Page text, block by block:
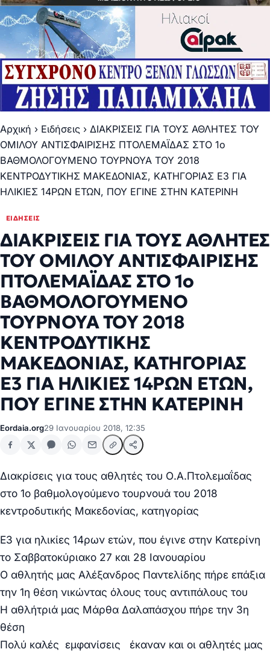
Αρχική › Ειδήσεις › ΔΙΑΚΡΙΣΕΙΣ ΓΙΑ ΤΟΥΣ ΑΘΛΗΤΕΣ ΤΟΥ
ΟΜΙΛΟΥ ΑΝΤΙΣΦΑΙΡΙΣΗΣ ΠΤΟΛΕΜΑΪΔΑΣ ΣΤΟ 1ο
ΒΑΘΜΟΛΟΓΟΥΜΕΝΟ ΤΟΥΡΝΟΥΑ ΤΟΥ 2018
ΚΕΝΤΡΟΔΥΤΙΚΗΣ ΜΑΚΕΔΟΝΙΑΣ, ΚΑΤΗΓΟΡΙΑΣ Ε3 ΓΙΑ
ΗΛΙΚΙΕΣ 14ΡΩΝ ΕΤΩΝ, ΠΟΥ ΕΓΙΝΕ ΣΤΗΝ ΚΑΤΕΡΙΝΗ
ΕΙΔΉΣΕΙΣ
ΔΙΑΚΡΙΣΕΙΣ ΓΙΑ ΤΟΥΣ ΑΘΛΗΤΕΣ
ΤΟΥ ΟΜΙΛΟΥ ΑΝΤΙΣΦΑΙΡΙΣΗΣ
ΠΤΟΛΕΜΑΪΔΑΣ ΣΤΟ 1ο
ΒΑΘΜΟΛΟΓΟΥΜΕΝΟ
ΤΟΥΡΝΟΥΑ ΤΟΥ 2018
ΚΕΝΤΡΟΔΥΤΙΚΗΣ
ΜΑΚΕΔΟΝΙΑΣ, ΚΑΤΗΓΟΡΙΑΣ
Ε3 ΓΙΑ ΗΛΙΚΙΕΣ 14ΡΩΝ ΕΤΩΝ,
ΠΟΥ ΕΓΙΝΕ ΣΤΗΝ ΚΑΤΕΡΙΝΗ
Eordaia.org29 Ιανουαρίου 2018, 12:35
Διακρίσεις για τους αθλητές του Ο.Α.Πτολεμαΐδας
στο 1ο βαθμολογούμενο τουρνουά του 2018
κεντροδυτικής Μακεδονίας, κατηγορίας
Ε3 για ηλικίες 14ρων ετών, που έγινε στην Κατερίνη
το Σαββατοκύριακο 27 και 28 Ιανουαρίου
Ο αθλητής μας Αλέξανδρος Παντελίδης πήρε επάξια
την 1η θέση νικώντας όλους τους αντιπάλους του
Η αθλήτριά μας Μάρθα Δαλαπάσχου πήρε την 3η
θέση
Πολύ καλές εμφανίσεις έκαναν και οι αθλητές μας